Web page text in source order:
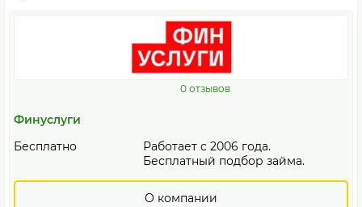
0 отзывов
Финуслуги
Бесплатно
Работает с 2006 года.
Бесплатный подбор займа.
О компании